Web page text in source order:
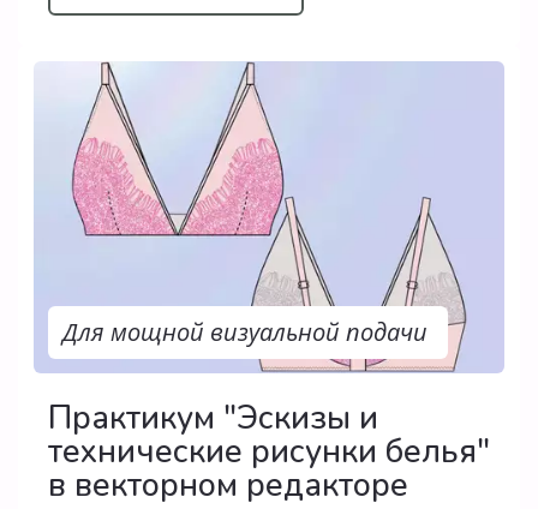
Практикум "Эскизы и
технические рисунки белья"
в векторном редакторе
Для мощной визуальной подачи